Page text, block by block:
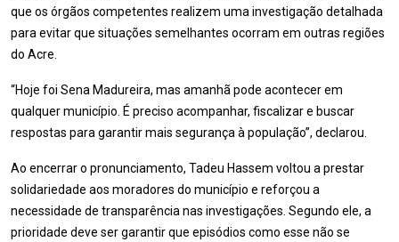
que os órgãos competentes realizem uma investigação detalhada
para evitar que situações semelhantes ocorram em outras regiões
do Acre.
“Hoje foi Sena Madureira, mas amanhã pode acontecer em
qualquer município. É preciso acompanhar, fiscalizar e buscar
respostas para garantir mais segurança à população”, declarou.
Ao encerrar o pronunciamento, Tadeu Hassem voltou a prestar
solidariedade aos moradores do município e reforçou a
necessidade de transparência nas investigações. Segundo ele, a
prioridade deve ser garantir que episódios como esse não se